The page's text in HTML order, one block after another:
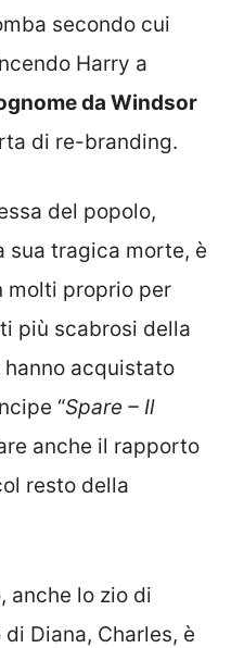
secondo cui
Harry a
da Windsor
di re-branding.
del popolo,
sua tragica morte, è
molti proprio per
più scabrosi della
acquistato
“Spare – Il
anche il rapporto
resto della
anche lo zio di
Diana, Charles, è